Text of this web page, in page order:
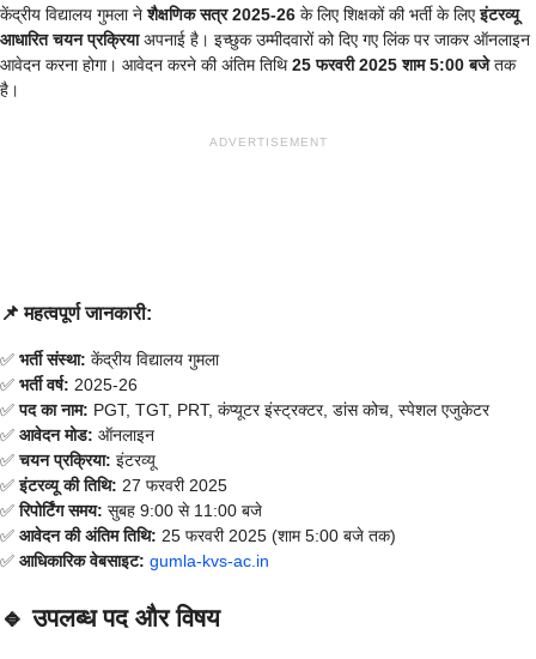
केंद्रीय विद्यालय गुमला नेशैक्षणिक सत्र 2025-26 के लिए शिक्षकों की भर्ती के लिएइंटरव्यू
आधारित चयन प्रक्रियाअपनाई है। इच्छुक उम्मीदवारों को दिए गए लिंक पर जाकर ऑनलाइन
आवेदन करना होगा। आवेदन करने की अंतिम तिथि25 फरवरी 2025 शाम 5:00 बजेतक
है।
ADVERTISEMENT
📌 महत्वपूर्ण जानकारी:
✅ भर्ती संस्था: केंद्रीय विद्यालय गुमला
✅ भर्ती वर्ष: 2025-26
✅पद का नाम: PGT, TGT, PRT, कंप्यूटर इंस्ट्रक्टर, डांस कोच, स्पेशल एजुकेटर
✅ आवेदन मोड: ऑनलाइन
✅चयन प्रक्रिया: इंटरव्यू
✅इंटरव्यू की तिथि: 27 फरवरी 2025
✅रिपोर्टिंग समय: सुबह 9:00 से 11:00 बजे
✅ आवेदन की अंतिम तिथि: 25 फरवरी 2025 (शाम 5:00 बजे तक)
✅ आधिकारिक वेबसाइट: gumla-kvs-ac.in
🔹 उपलब्ध पद और विषय